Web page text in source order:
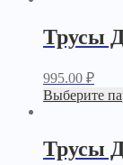
Трусы
995.00 ₽
Выберите
Трусы